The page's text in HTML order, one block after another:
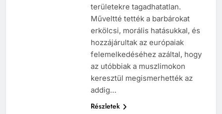
Európára és a szomszédos
területekre tagadhatatlan.
Műveltté tették a barbárokat
erkölcsi, morális hatásukkal, és
hozzájárultak az európaiak
felemelkedéséhez azáltal, hogy
az utóbbiak a muszlimokon
keresztül megismerhették az